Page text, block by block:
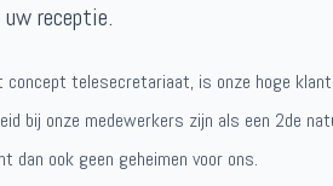
receptie.
telesecretariaat, is onze hoge
bij onze medewerkers zijn als een 2de
dan ook geen geheimen voor ons.